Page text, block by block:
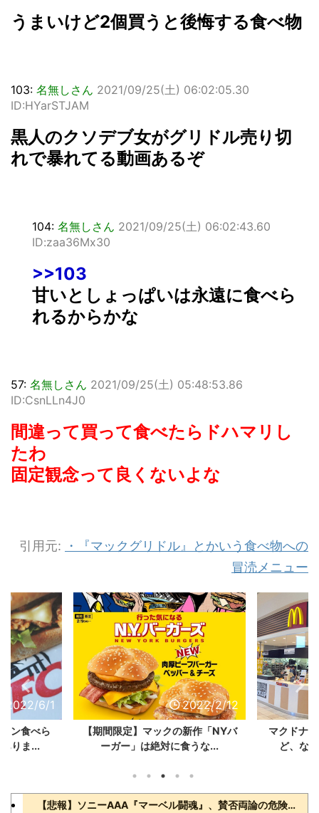
うまいけど2個買うと後悔する食べ物
103: 名無しさん 2021/09/25(土) 06:02:05.30
ID:HYarSTJAM
黒人のクソデブ女がグリドル売り切
れで暴れてる動画あるぞ
104: 名無しさん 2021/09/25(土) 06:02:43.60
ID:zaa36Mx30
>>103
甘いとしょっぱいは永遠に食べら
れるからかな
57: 名無しさん 2021/09/25(土) 05:48:53.86
ID:CsnLLn4J0
間違って買って食べたらドハマリし
たわ
固定観念って良くないよな
引用元: ・
『マックグリドル』とかいう食べ物への
冒涜メニュー
2022/6/1
ン食べら
りま...
2022/2/12
【期間限定】マックの新作「NYバ
ーガー」は絶対に食うな...
マクドナ
ど、な
【悲報】ソニーAAA『マーベル闘魂』、賛否両論の危険領域にｗｗｗｗｗｗ